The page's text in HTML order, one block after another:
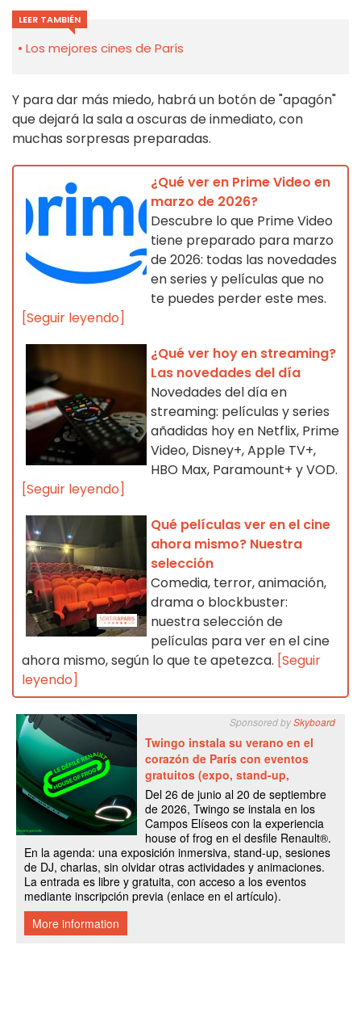
LEER TAMBIÉN
Los mejores cines de París
Y para dar más miedo, habrá un botón de "apagón"
que dejará la sala a oscuras de inmediato, con
muchas sorpresas preparadas.
¿Qué ver en Prime Video en
marzo de 2026?
Descubre lo que Prime Video
tiene preparado para marzo
de 2026: todas las novedades
en series y películas que no
te puedes perder este mes.
[Seguir leyendo]
¿Qué ver hoy en streaming?
Las novedades del día
Novedades del día en
streaming: películas y series
añadidas hoy en Netflix, Prime
Video, Disney+, Apple TV+,
HBO Max, Paramount+ y VOD.
[Seguir leyendo]
Qué películas ver en el cine
ahora mismo? Nuestra
selección
Comedia, terror, animación,
drama o blockbuster:
nuestra selección de
películas para ver en el cine
ahora mismo, según lo que te apetezca. [Seguir
leyendo]